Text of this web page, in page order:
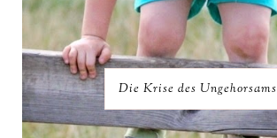
Die Krise des Ungehorsams